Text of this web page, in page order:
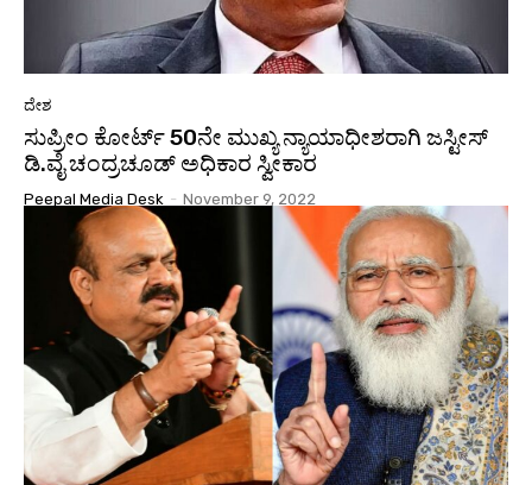
ದೇಶ
ಸುಪ್ರೀಂ ಕೋರ್ಟ್‌ 50ನೇ ಮುಖ್ಯ ನ್ಯಾಯಾಧೀಶರಾಗಿ ಜಸ್ಟೀಸ್‌
ಡಿ.ವೈ ಚಂದ್ರಚೂಡ್‌ ಅಧಿಕಾರ ಸ್ವೀಕಾರ
Peepal Media Desk - November 9, 2022